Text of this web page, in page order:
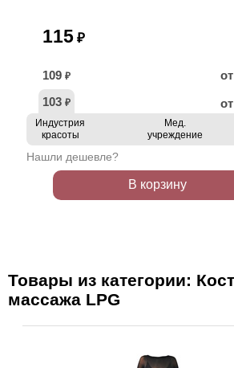
115 ₽
109 ₽
103 ₽
Индустрия
красоты
Мед.
учреждение
Нашли дешевле?
В корзину
Товары из категории:
массажа LPG